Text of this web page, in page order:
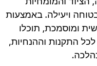
ויעילה. באמצעות
ומוסמכת, תוכלו
התקנות וההנחיות,